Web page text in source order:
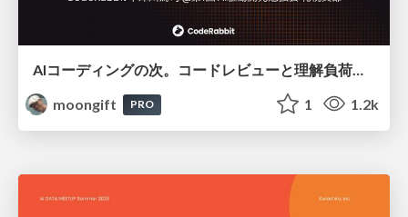
moongift
PRO 1 1.2k